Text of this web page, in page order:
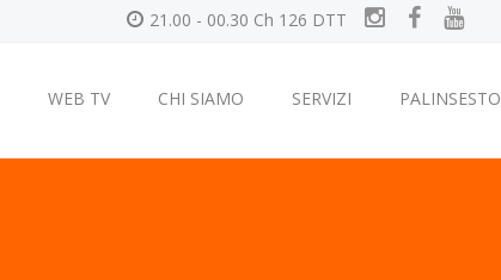
21.00 - 00.30 Ch 126 DTT
WEB TV CHI SIAMO SERVIZI PALINSESTO